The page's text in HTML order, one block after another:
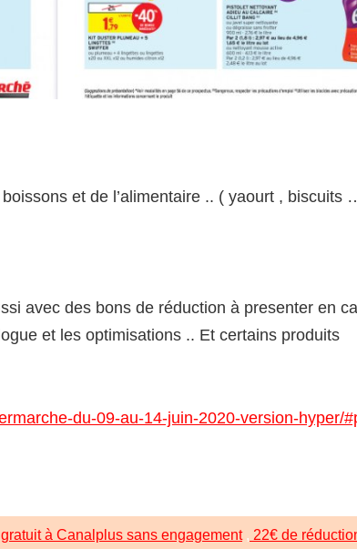
et de l’alimentaire .. ( yaourt , biscuits
avec des bons de réduction à presenter en
et les optimisations .. Et certains produits
du-09-au-14-juin-2020-version-hyper/
à Canalplus sans engagement, 22€ de